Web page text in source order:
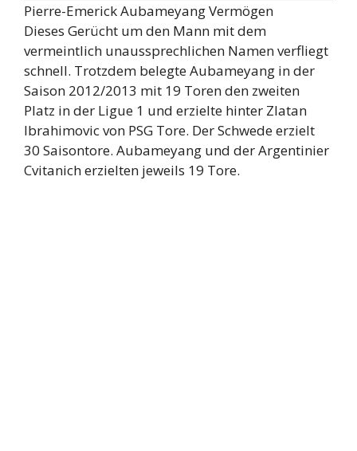
Pierre-Emerick Aubameyang Vermögen
Dieses Gerücht um den Mann mit dem
vermeintlich unaussprechlichen Namen verfliegt
schnell. Trotzdem belegte Aubameyang in der
Saison 2012/2013 mit 19 Toren den zweiten
Platz in der Ligue 1 und erzielte hinter Zlatan
Ibrahimovic von PSG Tore. Der Schwede erzielt
30 Saisontore. Aubameyang und der Argentinier
Cvitanich erzielten jeweils 19 Tore.